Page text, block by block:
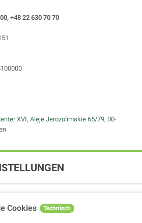
+48 22 630 70 70
XVI, Aleje Jerozolimskie 65/79, 00-
Cookies Technisch